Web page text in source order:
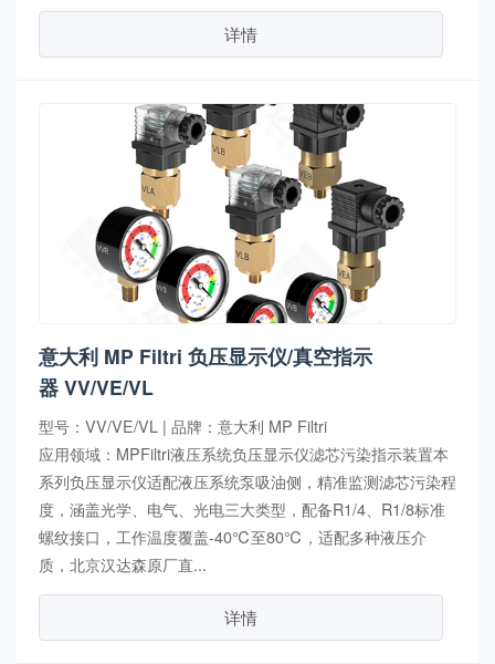
详情
意大利 MP Filtri 负压显示仪/真空指示
器 VV/VE/VL
型号：VV/VE/VL | 品牌：意大利 MP Filtri
应用领域：MPFiltri液压系统负压显示仪滤芯污染指示装置本
系列负压显示仪适配液压系统泵吸油侧，精准监测滤芯污染程
度，涵盖光学、电气、光电三大类型，配备R1/4、R1/8标准
螺纹接口，工作温度覆盖-40℃至80℃，适配多种液压介
质，北京汉达森原厂直...
详情